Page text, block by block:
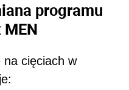
programu
na cięciach w